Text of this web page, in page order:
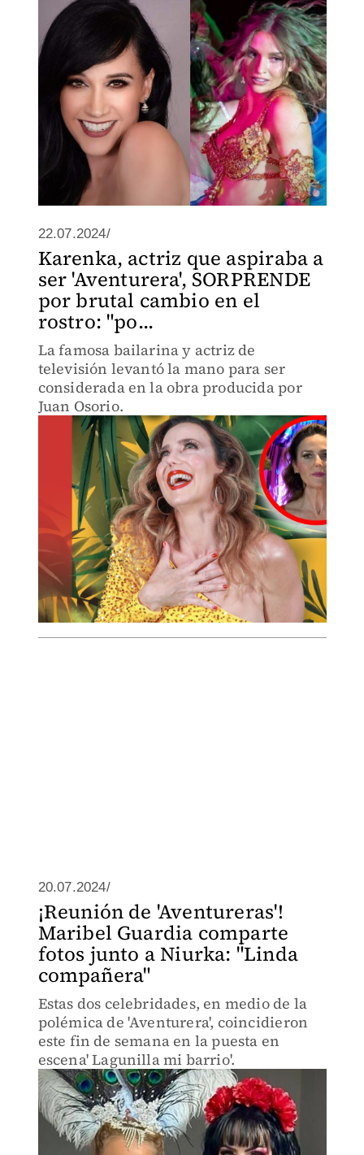
22.07.2024/
Karenka, actriz que aspiraba a
ser 'Aventurera', SORPRENDE
por brutal cambio en el
rostro: "po...
La famosa bailarina y actriz de
televisión levantó la mano para ser
considerada en la obra producida por
Juan Osorio.
20.07.2024/
¡Reunión de 'Aventureras'!
Maribel Guardia comparte
fotos junto a Niurka: "Linda
compañera"
Estas dos celebridades, en medio de la
polémica de 'Aventurera', coincidieron
este fin de semana en la puesta en
escena' Lagunilla mi barrio'.